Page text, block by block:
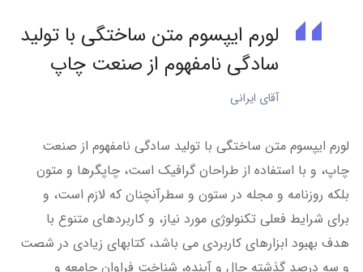
لورم ایپسوم متن ساختگی با تولید
سادگی نامفهوم از صنعت چاپ
آقای ایرانی
لورم ایپسوم متن ساختگی با تولید سادگی نامفهوم از صنعت
چاپ، و با استفاده از طراحان گرافیک است، چاپگرها و متون
بلکه روزنامه و مجله در ستون و سطرآنچنان که لازم است، و
برای شرایط فعلی تکنولوژی مورد نیاز، و کاربردهای متنوع با
هدف بهبود ابزارهای کاربردی می باشد، کتابهای زیادی در شصت
و سه درصد گذشته حال و آینده، شناخت فراوان جامعه و